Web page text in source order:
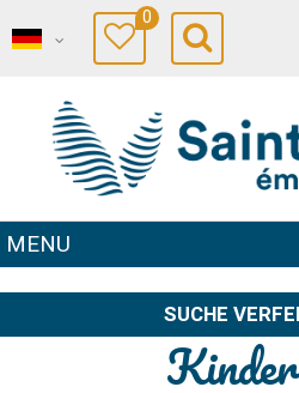
0
MENU
SUCHE